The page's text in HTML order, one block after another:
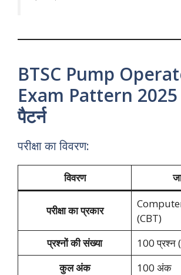
BTSC Pump
Exam Pattern 2025 –
पैटर्न
परीक्षा का विवरण:
विवरण
परीक्षा का प्रकार
(CBT)
प्रश्नों की संख्या
100 प्रश्न
कुल अंक
100 अंक